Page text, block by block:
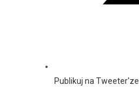
Publikuj na Tweeter'ze